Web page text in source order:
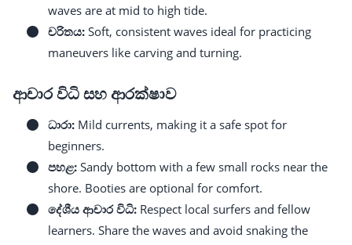
waves are at mid to high tide.
චරිතය: Soft, consistent waves ideal for practicing
maneuvers like carving and turning.
ආචාර විධි සහ ආරක්ෂාව
ධාරා: Mild currents, making it a safe spot for
beginners.
පහළ: Sandy bottom with a few small rocks near the
shore. Booties are optional for comfort.
දේශීය ආචාර විධි: Respect local surfers and fellow
learners. Share the waves and avoid snaking the